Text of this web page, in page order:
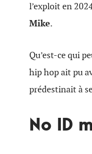
l’exploit en
Mike.
Qu’est-ce qui
hip hop ait pu
prédestinait à
No ID